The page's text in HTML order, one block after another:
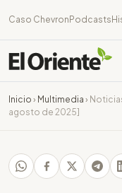
Caso Chevron Podcasts
Inicio › Multimedia ›
agosto de 2025]